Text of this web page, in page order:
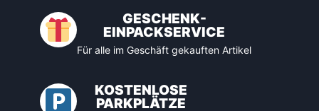
GESCHENK-
EINPACKSERVICE
Für alle im Geschäft gekauften Artikel
KOSTENLOSE
PARKPLÄTZE